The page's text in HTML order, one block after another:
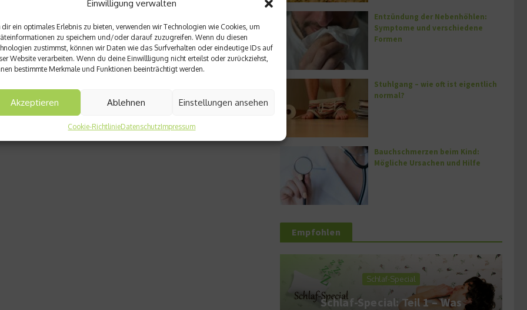
Einwilligung verwalten
dir ein optimales Erlebnis zu bieten, verwenden wir Technologien wie Cookies, um
zu speichern und/oder darauf zuzugreifen. Wenn du diesen
zustimmst, können wir Daten wie das Surfverhalten oder eindeutige IDs auf
Website verarbeiten. Wenn du deine Einwillligung nicht erteilst oder zurückziehst,
bestimmte Merkmale und Funktionen beeinträchtigt werden.
Akzeptieren Ablehnen Einstellungen ansehen
Cookie-RichtlinieDatenschutzImpressum
Entzündung der Nebenhöhlen:
Symptome und verschiedene
Formen
Stuhlgang – wie oft ist eigentlich
normal?
Bauchschmerzen beim Kind:
Mögliche Ursachen und Hilfe
Empfohlen
Schlaf-Special
Schlaf-Special: Teil 1 – Was